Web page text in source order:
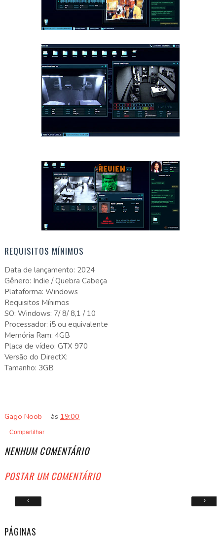
REQUISITOS MÍNIMOS
Data de lançamento: 2024
Gênero: Indie / Quebra Cabeça
Plataforma: Windows
Requisitos Mínimos
SO: Windows: 7/ 8/ 8,1 / 10
Processador: i5 ou equivalente
Memória Ram: 4GB
Placa de vídeo: GTX 970
Versão do DirectX:
Tamanho: 3GB
Gago Noob às19:00
Compartilhar
NENHUM COMENTÁRIO
POSTAR UM COMENTÁRIO
‹ ›
PÁGINAS